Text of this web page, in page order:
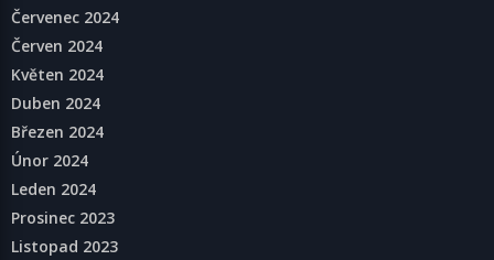
Červenec 2024
Červen 2024
Květen 2024
Duben 2024
Březen 2024
Únor 2024
Leden 2024
Prosinec 2023
Listopad 2023